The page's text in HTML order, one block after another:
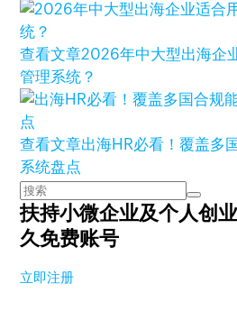
查看文章2026年中大型出海企
管理系统？
查看文章出海HR必看！覆盖多
系统盘点
扶持小微企业及个人创
久免费账号
立即注册